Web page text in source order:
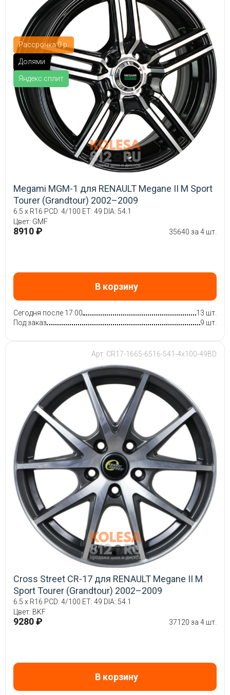
Рассрочка 0 р.
Долями
Яндекс.сплит
Megami MGM-1 для RENAULT Megane II М Sport
Tourer (Grandtour) 2002–2009
6.5 x R16 PCD: 4/100 ET: 49 DIA: 54.1
Цвет: GMF
8910 ₽ 35640 за 4 шт.
В корзину
Сегодня после 17:00
13 шт.
Под заказ
9 шт.
Арт: CR17-1665-6516-541-4x100-49BD
Cross Street CR-17 для RENAULT Megane II М
Sport Tourer (Grandtour) 2002–2009
6.5 x R16 PCD: 4/100 ET: 49 DIA: 54.1
Цвет: BKF
9280 ₽ 37120 за 4 шт.
В корзину